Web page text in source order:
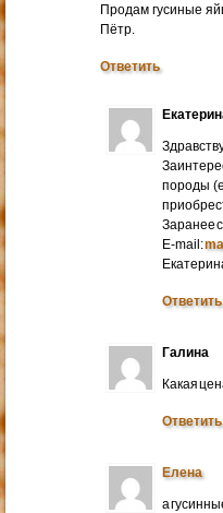
Продам гусиные
Пётр.
Ответить
породы
Заранее
E-mail:
Ответить
Галина
Какая
Ответить
Елена
а